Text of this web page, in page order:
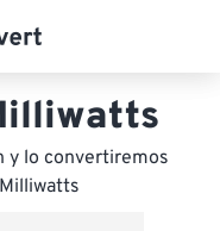
y lo convertiremos